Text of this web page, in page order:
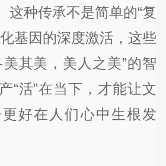
这种传承不是简单的“复
基因的深度激活，这些
其美，美人之美”的智
“活”在当下，才能让文
好在人们心中生根发